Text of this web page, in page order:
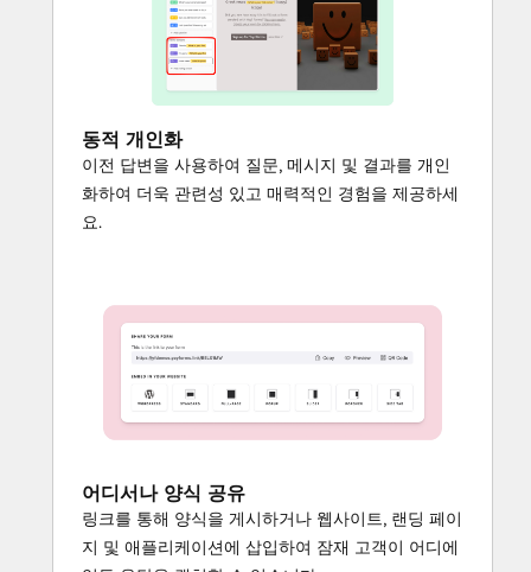
동적 개인화
이전 답변을 사용하여 질문, 메시지 및 결과를 개인
화하여 더욱 관련성 있고 매력적인 경험을 제공하세
요.
어디서나 양식 공유
링크를 통해 양식을 게시하거나 웹사이트, 랜딩 페이
지 및 애플리케이션에 삽입하여 잠재 고객이 어디에